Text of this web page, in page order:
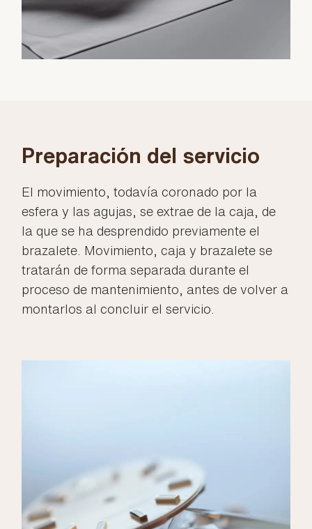
Preparación del servicio
El movimiento, todavía coronado por la
esfera y las agujas, se extrae de la caja, de
la que se ha desprendido previamente el
brazalete. Movimiento, caja y brazalete se
tratarán de forma separada durante el
proceso de mantenimiento, antes de volver a
montarlos al concluir el servicio.